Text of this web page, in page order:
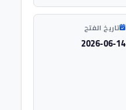
تاريخ الفتح
2026-06-14